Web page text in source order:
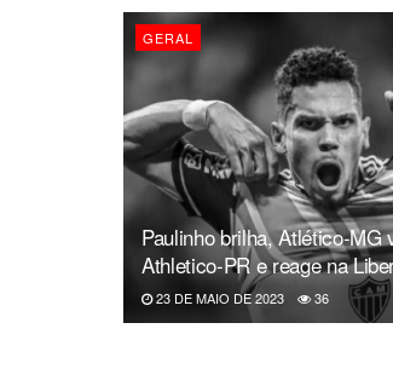
GERAL
Paulinho brilha, Atlético-MG
Athletico-PR e reage na
23 DE MAIO DE 2023 36